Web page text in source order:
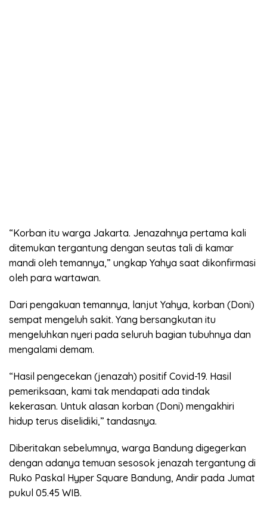
“Korban itu warga Jakarta. Jenazahnya pertama kali
ditemukan tergantung dengan seutas tali di kamar
mandi oleh temannya,” ungkap Yahya saat dikonfirmasi
oleh para wartawan.
Dari pengakuan temannya, lanjut Yahya, korban (Doni)
sempat mengeluh sakit. Yang bersangkutan itu
mengeluhkan nyeri pada seluruh bagian tubuhnya dan
mengalami demam.
“Hasil pengecekan (jenazah) positif Covid-19. Hasil
pemeriksaan, kami tak mendapati ada tindak
kekerasan. Untuk alasan korban (Doni) mengakhiri
hidup terus diselidiki,” tandasnya.
Diberitakan sebelumnya, warga Bandung digegerkan
dengan adanya temuan sesosok jenazah tergantung di
Ruko Paskal Hyper Square Bandung, Andir pada Jumat
pukul 05.45 WIB.